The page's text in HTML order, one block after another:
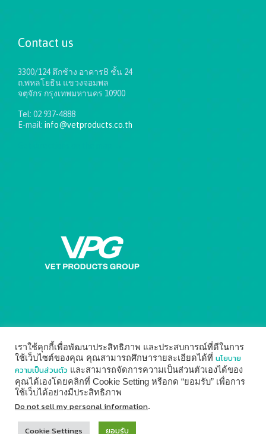
Contact us
3300/124 ตึกช้าง อาคารB ชั้น 24
ถ.พหลโยธิน แขวงจอมพล
จตุจักร กรุงเทพมหานคร 10900
Tel: 02 937-4888
E-mail: info@vetproducts.co.th
↑
เราใช้คุกกี้เพื่อพัฒนาประสิทธิภาพ และประสบการณ์ที่ดีในการ
ใช้เว็บไซต์ของคุณ คุณสามารถศึกษารายละเอียดได้ที่ นโยบาย
ความเป็นส่วนตัว และสามารถจัดการความเป็นส่วนตัวเองได้ของ
คุณได้เองโดยคลิกที่ Cookie Setting หรือกด “ยอมรับ” เพื่อการ
ใช้เว็บได้อย่างมีประสิทธิภาพ
Do not sell my personal information.
Cookie Settings ยอมรับ